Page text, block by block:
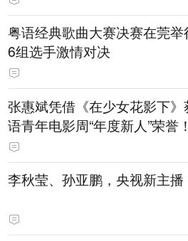
粤语经典歌曲大赛决赛在莞举
6组选手激情对决
张惠斌凭借《在少女花影下》
语青年电影周“年度新人”荣誉
电影全程在广州取景，采用粤
白，主演均为广州本土演员
李秋莹、孙亚鹏，央视新主播